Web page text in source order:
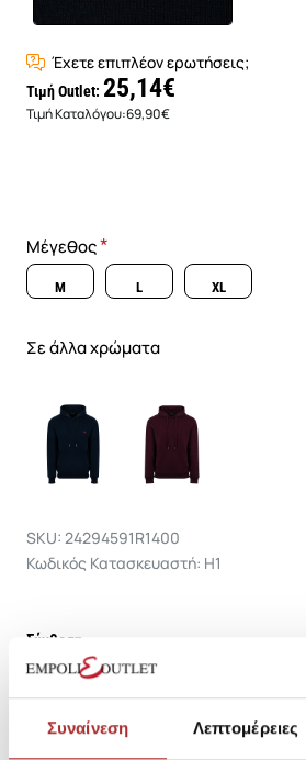
Συναίνεση Λεπτομέρειες
Έχετε επιπλέον ερωτήσεις;
Τιμή Outlet: 25,14€
Τιμή Καταλόγου:69,90€
Μέγεθος
M L XL
Σε άλλα χρώματα
SKU: 24294591R1400
Κωδικός Κατασκευαστή: H1
Σύνθεση
Αποστολές Προϊόντων